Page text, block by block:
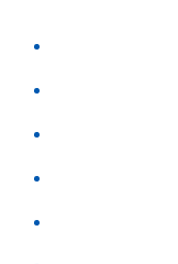
l'Unione
gli